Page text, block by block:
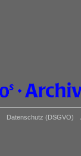
Datenschutz (DSGVO)